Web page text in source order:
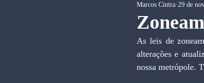
Marcos Cintra 29 de
As leis de
alterações e
nossa metrópole.